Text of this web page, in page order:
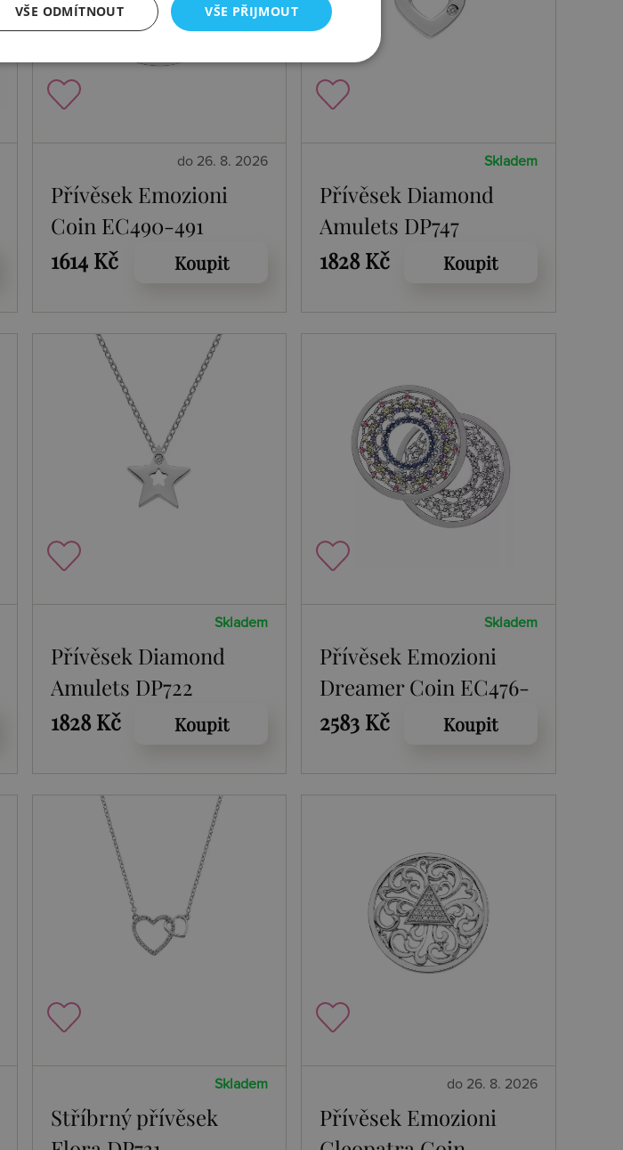
do 26. 8. 2026
Přívěsek Emozioni
Coin EC490-491
1614 Kč
Koupit
Skladem
Přívěsek Diamond
Amulets DP747
1828 Kč
Koupit
Skladem
Přívěsek Diamond
Amulets DP722
1828 Kč
Koupit
Skladem
Přívěsek Emozioni
Dreamer Coin EC476-
477
2583 Kč Koupit
Skladem
Stříbrný přívěsek
do 26. 8. 2026
Přívěsek Emozioni
VŠE PŘIJMOUT
VŠE ODMÍTNOUT